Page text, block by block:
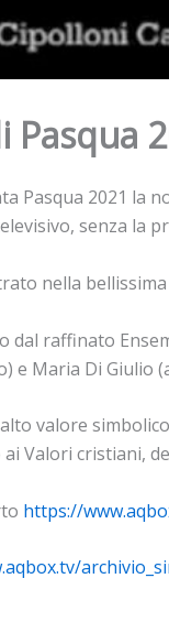
Pasqua
Pasqua 2021 la
senza la
nella bellissima
dal raffinato
e Maria Di Giulio
valore
Valori cristiani,
https://